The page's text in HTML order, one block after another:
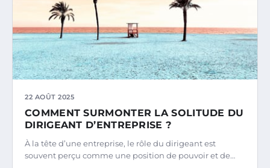
22 AOÛT 2025
COMMENT SURMONTER LA SOLITUDE DU
DIRIGEANT D’ENTREPRISE ?
À la tête d’une entreprise, le rôle du dirigeant est
souvent perçu comme une position de pouvoir et de…